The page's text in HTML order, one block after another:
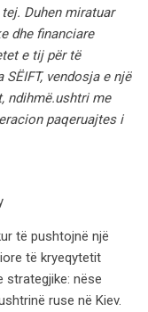
Duhen miratuar
dhe financiare
e tij për të
vendosja e një
ndihmë.ushtri me
paqeruajtes i
të pushtojnë një
të kryeqytetit
strategjike: nëse
ruse në Kiev.